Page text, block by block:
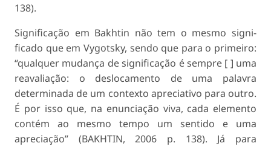
138).
Significação em Bakhtin não tem o mesmo signi­
ficado que em Vygotsky, sendo que para o primeiro:
“qualquer mudança de significação é sempre [ ] uma
reavaliação: o deslocamento de uma pala­vra
determinada de um contexto apreciativo para outro.
É por isso que, na enunciação viva, cada elemento
contém ao mesmo tempo um sentido e uma
apreciação” (BAKHTIN, 2006 p. 138). Já para